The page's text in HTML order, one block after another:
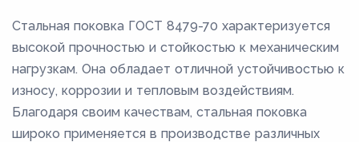
Стальная поковка ГОСТ 8479-70 характеризуется
высокой прочностью и стойкостью к механическим
нагрузкам. Она обладает отличной устойчивостью к
износу, коррозии и тепловым воздействиям.
Благодаря своим качествам, стальная поковка
широко применяется в производстве различных